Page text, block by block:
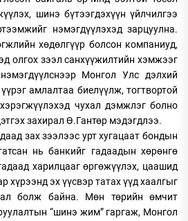
шинэ бүтээгдэхүүн үйлчилгээ
нэмэгдүүлэхэд зарцуулна.
хөдөлгүүр болсон компаниуд,
олгох зээл санхүүжилтийн хэмжээг
Монгол Улс дэлхий
амлалтаа биелүүлж, тогтвортой
чухал дэмжлэг болно
захирал Ө.Гантөр мэдэгдлээ.
зах зээлээс урт хугацаат бондын
нь банкийг гадаадын хөрөнгө
харилцааг өргөжүүлэх, цаашид
хүрээнд эх үүсвэр татах үүд хаалгыг
болж байна. Мөн төрийн өмчит
“шинэ жим” гаргаж, Монгол